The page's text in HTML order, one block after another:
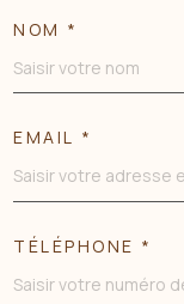
NOM *
EMAIL *
TÉLÉPHONE *